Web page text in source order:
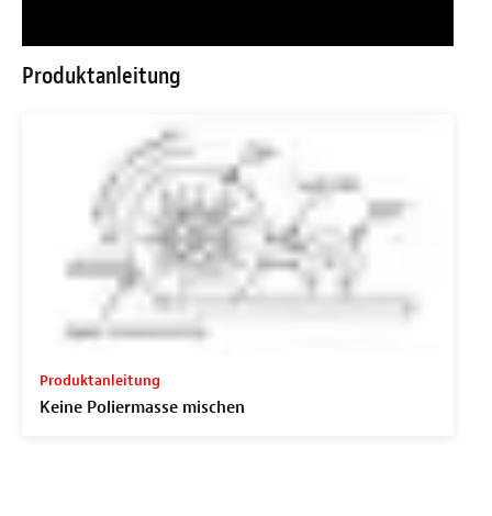
Produktanleitung
Produktanleitung
Keine Poliermasse mischen